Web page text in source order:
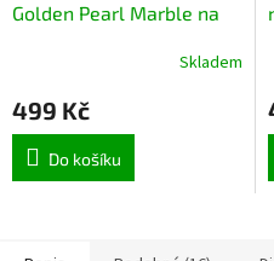
Golden Pearl Marble na
Skladem
499 Kč
Do košíku
z